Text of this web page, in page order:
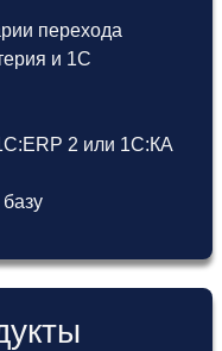
перехода
и 1С
2 или 1С:КА